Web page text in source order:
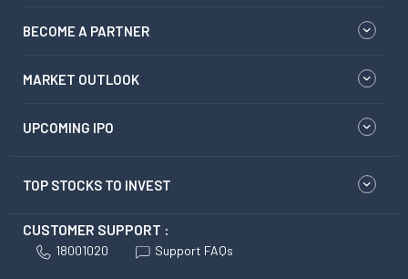
BECOME A PARTNER
MARKET OUTLOOK
UPCOMING IPO
TOP STOCKS TO INVEST
CUSTOMER SUPPORT :
18001020 Support FAQs